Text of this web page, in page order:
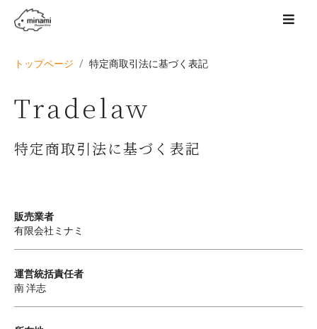
トップページ 特定商取引法に基づく表記
Tradelaw
特定商取引法に基づく表記
販売業者
有限会社ミナミ
運営統括責任者
南 洋志